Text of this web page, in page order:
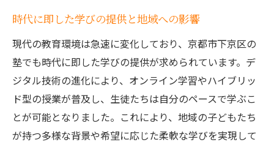
時代に即した学びの提供と地域への影響
現代の教育環境は急速に変化しており、京都市下京区の
塾でも時代に即した学びの提供が求められています。デ
ジタル技術の進化により、オンライン学習やハイブリッ
ド型の授業が普及し、生徒たちは自分のペースで学ぶこ
とが可能となりました。これにより、地域の子どもたち
が持つ多様な背景や希望に応じた柔軟な学びを実現して